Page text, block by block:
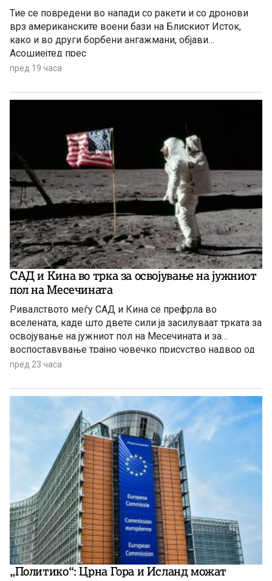
Тие се повредени во напади со ракети и со дронови
врз американските воени бази на Блискиот Исток,
како и во други борбени ангажмани, објави
Асошиејтед прес
пред 19 часа
САД и Кина во трка за освојување на јужниот
пол на Месечината
Ривалството меѓу САД и Кина се префрла во
вселената, каде што двете сили ја засилуваат трката за
освојување на јужниот пол на Месечината и за
воспоставување трајно човечко присуство надвор од
Земјата.
пред 23 часа
„Политико“: Црна Гора и Исланд можат